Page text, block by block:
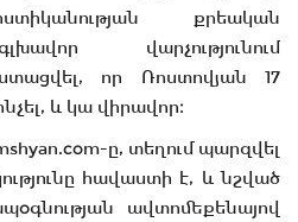
քրեական
վարչությունում
որ Ռոստովյան 17
և կա վիրավոր։
ը, տեղում պարզվել
հավաստի է, և նշված
ավտոմեքենայով